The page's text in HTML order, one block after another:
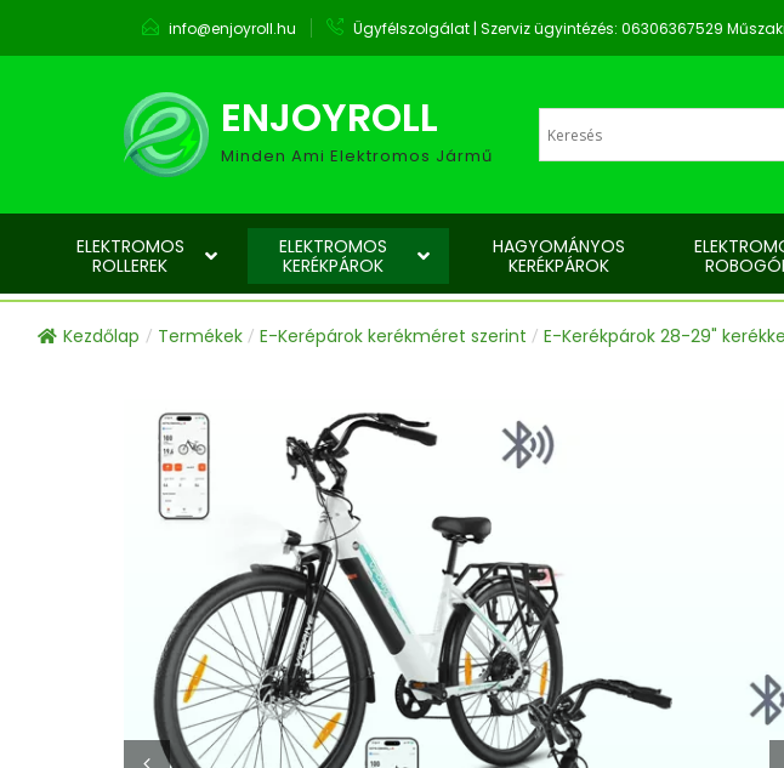
info@enjoyroll.hu Ügyfélszolgálat | Szerviz ügyintézés: 06306367529
ENJOYROLL
Minden Ami Elektromos Jármű
ELEKTROMOS
ROLLEREK
ELEKTROMOS
KERÉKPÁROK
HAGYOMÁNYOS
KERÉKPÁROK
Kezdőlap / Termékek / E-Kerépárok kerékméret szerint / E-Kerékpárok 28-29"